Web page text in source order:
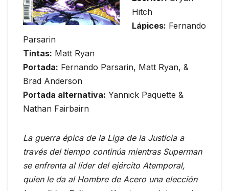
Hitch
Lápices: Fernando
Parsarin
Tintas: Matt Ryan
Portada: Fernando Parsarin, Matt Ryan, &
Brad Anderson
Portada alternativa: Yannick Paquette &
Nathan Fairbairn
La guerra épica de la Liga de la Justicia a
través del tiempo continúa mientras Superman
se enfrenta al líder del ejército Atemporal,
quien le da al Hombre de Acero una elección